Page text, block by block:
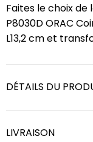
Faites le choix
P8030D ORAC
L13,2 cm et
DÉTAILS DU
LIVRAISON